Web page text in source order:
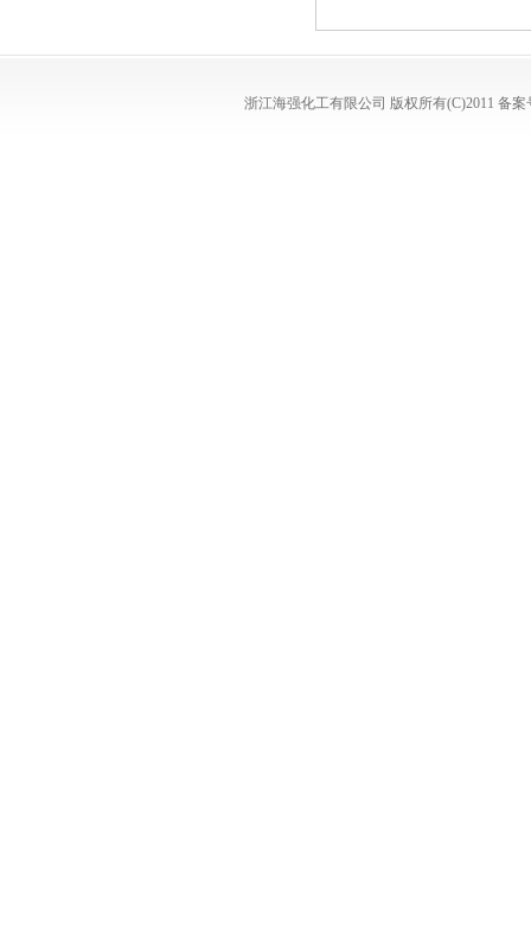
浙江海强化工有限公司 版权所有(C)2011 备案